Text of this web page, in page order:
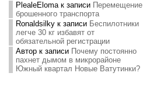
PlealeElomaк записи Перемещение
брошенного транспорта
Ronaldsilkyк записи Беспилотники
легче 30 кг избавят от
обязательной регистрации
Авторк записи Почему постоянно
пахнет дымом в микрорайоне
Южный квартал Новые Ватутинки?